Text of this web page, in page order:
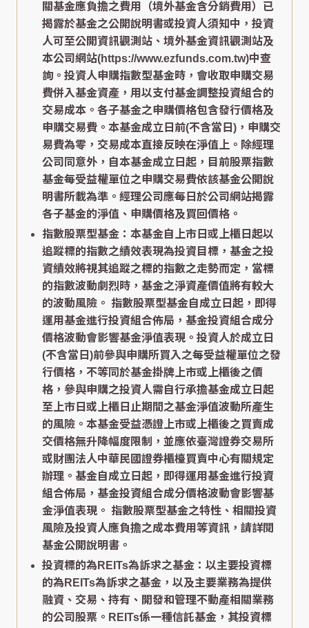
關基金應負擔之費用（境外基金含分銷費用）已
揭露於基金之公開說明書或投資人須知中，投資
人可至公開資訊觀測站、境外基金資訊觀測站及
本公司網站(https://www.ezfunds.com.tw)中查
詢。投資人申購指數型基金時，會收取申購交易
費併入基金資產，用以支付基金調整投資組合的
交易成本。各子基金之申購價格包含發行價格及
申購交易費。本基金成立日前(不含當日)，申購交
易費為零，交易成本直接反映在淨值上。除經理
公司同意外，自本基金成立日起，目前股票指數
基金每受益權單位之申購交易費依該基金公開說
明書所載為準。經理公司應每日於公司網站揭露
各子基金的淨值、申購價格及買回價格。
指數股票型基金：本基金自上市日或上櫃日起以
追蹤標的指數之績效表現為投資目標，基金之投
資績效將視其追蹤之標的指數之走勢而定，當標
的指數波動劇烈時，基金之淨資產價值將有較大
的波動風險。 指數股票型基金自成立日起，即得
運用基金進行投資組合佈局，基金投資組合成分
價格波動會影響基金淨值表現。投資人於成立日
(不含當日)前參與申購所買入之每受益權單位之發
行價格，不等同於基金掛牌上市或上櫃後之價
格，參與申購之投資人需自行承擔基金成立日起
至上市日或上櫃日止期間之基金淨值波動所產生
的風險。本基金受益憑證上市或上櫃後之買賣成
交價格無升降幅度限制，並應依臺灣證券交易所
或財團法人中華民國證券櫃檯買賣中心有關規定
辦理。基金自成立日起，即得運用基金進行投資
組合佈局，基金投資組合成分價格波動會影響基
金淨值表現。 指數股票型基金之特性、相關投資
風險及投資人應負擔之成本費用等資訊，請詳閱
基金公開說明書。
投資標的為REITs為訴求之基金：以主要投資標
的為REITs為訴求之基金，以及主要業務為提供
融資、交易、持有、開發和管理不動產相關業務
的公司股票。REITs係一種信託基金，其投資標